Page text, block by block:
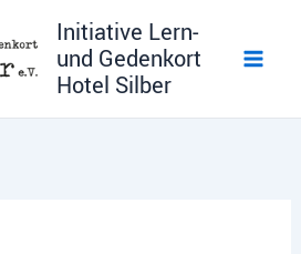
Initiative Lern-
und Gedenkort
Hotel Silber